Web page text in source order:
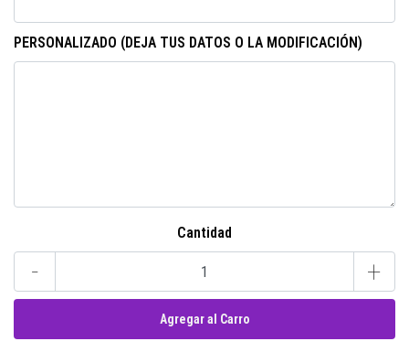
PERSONALIZADO (DEJA TUS DATOS O LA MODIFICACIÓN)
Cantidad
- +